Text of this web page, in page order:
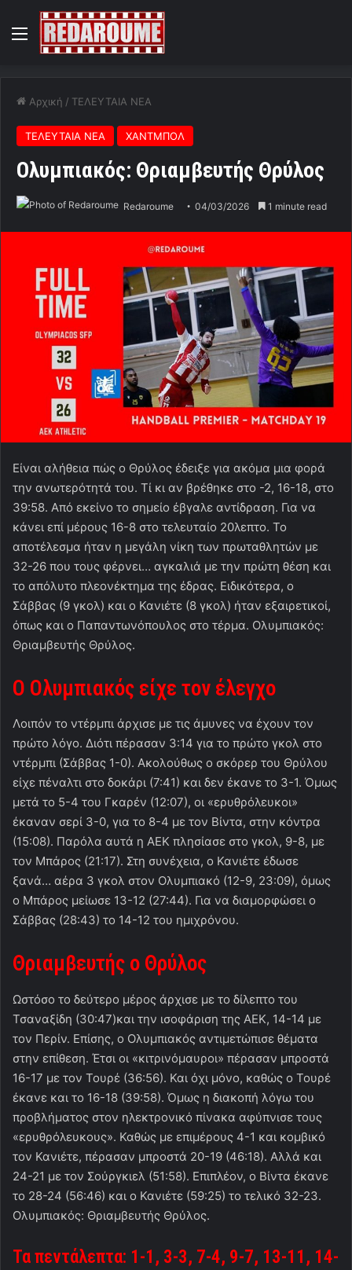
Menu
Αρχική / ΤΕΛΕΥΤΑΙΑ ΝΕΑ
ΤΕΛΕΥΤΑΙΑ ΝΕΑ ΧΑΝΤΜΠΟΛ
Ολυμπιακός: Θριαμβευτής Θρύλος
Redaroume 04/03/2026 1 minute read
Είναι αλήθεια πώς ο Θρύλος έδειξε για ακόμα μια φορά
την ανωτερότητά του. Τί κι αν βρέθηκε στο -2, 16-18, στο
39:58. Από εκείνο το σημείο έβγαλε αντίδραση. Για να
κάνει επί μέρους 16-8 στο τελευταίο 20λεπτο. Το
αποτέλεσμα ήταν η μεγάλη νίκη των πρωταθλητών με
32-26 που τους φέρνει… αγκαλιά με την πρώτη θέση και
το απόλυτο πλεονέκτημα της έδρας. Ειδικότερα, ο
Σάββας (9 γκολ) και ο Κανιέτε (8 γκολ) ήταν εξαιρετικοί,
όπως και ο Παπαντωνόπουλος στο τέρμα. Ολυμπιακός:
Θριαμβευτής Θρύλος.
Ο Ολυμπιακός είχε τον έλεγχο
Λοιπόν το ντέρμπι άρχισε με τις άμυνες να έχουν τον
πρώτο λόγο. Διότι πέρασαν 3:14 για το πρώτο γκολ στο
ντέρμπι (Σάββας 1-0). Ακολούθως ο σκόρερ του Θρύλου
είχε πέναλτι στο δοκάρι (7:41) και δεν έκανε το 3-1. Όμως
μετά το 5-4 του Γκαρέν (12:07), οι «ερυθρόλευκοι»
έκαναν σερί 3-0, για το 8-4 με τον Βίντα, στην κόντρα
(15:08). Παρόλα αυτά η ΑΕΚ πλησίασε στο γκολ, 9-8, με
τον Μπάρος (21:17). Στη συνέχεια, ο Κανιέτε έδωσε
ξανά… αέρα 3 γκολ στον Ολυμπιακό (12-9, 23:09), όμως
ο Μπάρος μείωσε 13-12 (27:44). Για να διαμορφώσει ο
Σάββας (28:43) το 14-12 του ημιχρόνου.
Θριαμβευτής ο Θρύλος
Ωστόσο το δεύτερο μέρος άρχισε με το δίλεπτο του
Τσαναξίδη (30:47)και την ισοφάριση της ΑΕΚ, 14-14 με
τον Περίν. Επίσης, ο Ολυμπιακός αντιμετώπισε θέματα
στην επίθεση. Έτσι οι «κιτρινόμαυροι» πέρασαν μπροστά
16-17 με τον Τουρέ (36:56). Και όχι μόνο, καθώς ο Τουρέ
έκανε και το 16-18 (39:58). Όμως η διακοπή λόγω του
προβλήματος στον ηλεκτρονικό πίνακα αφύπνισε τους
«ερυθρόλευκους». Καθώς με επιμέρους 4-1 και κομβικό
τον Κανιέτε, πέρασαν μπροστά 20-19 (46:18). Αλλά και
24-21 με τον Σούργκιελ (51:58). Επιπλέον, ο Βίντα έκανε
το 28-24 (56:46) και ο Κανιέτε (59:25) το τελικό 32-23.
Ολυμπιακός: Θριαμβευτής Θρύλος.
Τα πεντάλεπτα: 1-1, 3-3, 7-4, 9-7, 13-11, 14-